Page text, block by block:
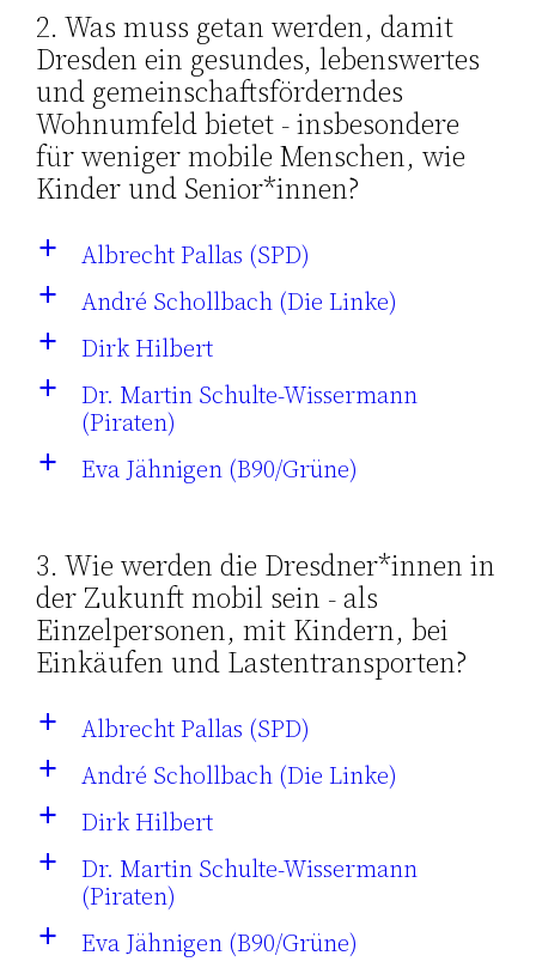
2. Was muss getan werden, damit
Dresden ein gesundes, lebenswertes
und gemeinschaftsförderndes
Wohnumfeld bietet - insbesondere
für weniger mobile Menschen, wie
Kinder und Senior*innen?
a Albrecht Pallas (SPD)
a André Schollbach (Die Linke)
a Dirk Hilbert
a
Dr. Martin Schulte-Wissermann
(Piraten)
a Eva Jähnigen (B90/Grüne)
3. Wie werden die Dresdner*innen in
der Zukunft mobil sein - als
Einzelpersonen, mit Kindern, bei
Einkäufen und Lastentransporten?
a Albrecht Pallas (SPD)
a André Schollbach (Die Linke)
a Dirk Hilbert
a
Dr. Martin Schulte-Wissermann
(Piraten)
a Eva Jähnigen (B90/Grüne)